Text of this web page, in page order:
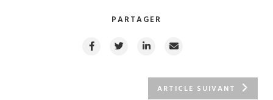
PARTAGER
ARTICLE SUIVANT